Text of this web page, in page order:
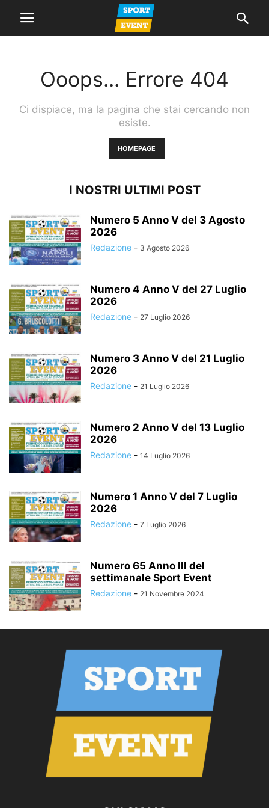
Ooops... Errore 404
Ci dispiace, ma la pagina che stai cercando non
esiste.
HOMEPAGE
I NOSTRI ULTIMI POST
Numero 5 Anno V del 3 Agosto
2026
Redazione - 3 Agosto 2026
Numero 4 Anno V del 27 Luglio
2026
Redazione - 27 Luglio 2026
Numero 3 Anno V del 21 Luglio
2026
Redazione - 21 Luglio 2026
Numero 2 Anno V del 13 Luglio
2026
Redazione - 14 Luglio 2026
Numero 1 Anno V del 7 Luglio
2026
Redazione - 7 Luglio 2026
Numero 65 Anno III del
settimanale Sport Event
Redazione - 21 Novembre 2024